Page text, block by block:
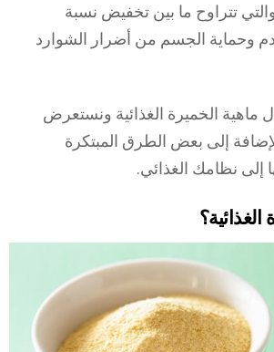
تتراوح ما بين تخفيض نسبة
وحماية الجسم من أضرار الشوارد
ماهية الخميرة الغذائية ونستعرض
إلى بعض الطرق المبتكرة
إلى نظامك الغذائي.